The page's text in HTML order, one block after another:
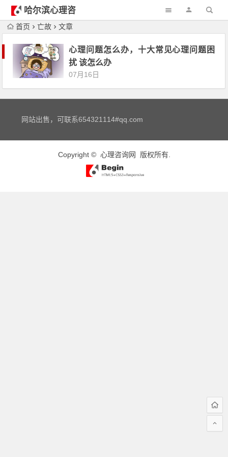
哈尔滨心理咨
询首页 亡故 文章
心理问题怎么办，十大常见心理问题困
扰 该怎么办
07月16日
网站出售，可联系654321114#qq.com
Copyright © 心理咨询网 版权所有.